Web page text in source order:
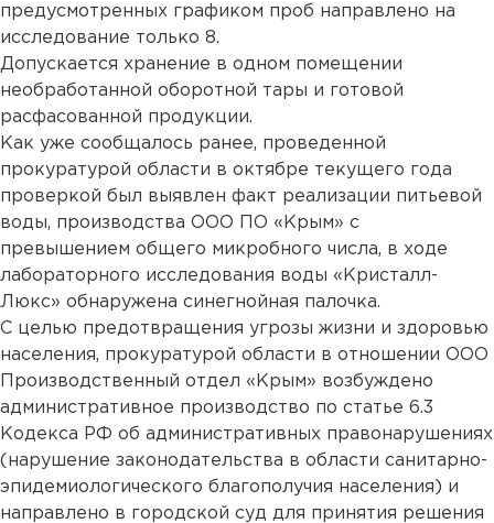
предусмотренных графиком проб направлено на
исследование только 8.
Допускается хранение в одном помещении
необработанной оборотной тары и готовой
расфасованной продукции.
Как уже сообщалось ранее, проведенной
прокуратурой области в октябре текущего года
проверкой был выявлен факт реализации питьевой
воды, производства ООО ПО «Крым» с
превышением общего микробного числа, в ходе
лабораторного исследования воды «Кристалл-
Люкс» обнаружена синегнойная палочка.
С целью предотвращения угрозы жизни и здоровью
населения, прокуратурой области в отношении ООО
Производственный отдел «Крым» возбуждено
административное производство по статье 6.3
Кодекса РФ об административных правонарушениях
(нарушение законодательства в области санитарно-
эпидемиологического благополучия населения) и
направлено в городской суд для принятия решения